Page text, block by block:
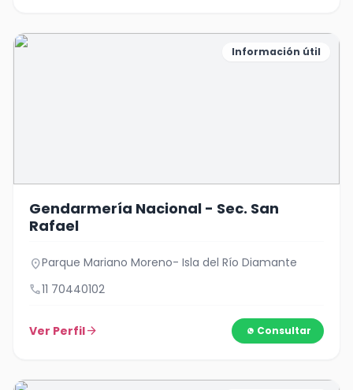
Información útil
Gendarmería Nacional - Sec. San
Rafael
location_onParque Mariano Moreno- Isla del Río Diamante
call11 70440102
Ver Perfilarrow_forward Consultar